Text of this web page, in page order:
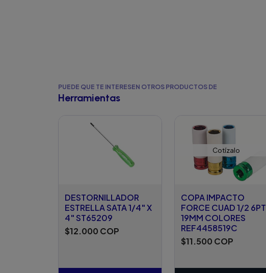
PUEDE QUE TE INTERESEN OTROS PRODUCTOS DE
Herramientas
DESTORNILLADOR
ESTRELLA SATA 1/4" X
4" ST65209
$12.000 COP
Cotízalo
COPA IMPACTO
FORCE CUAD 1/2 6PT
19MM COLORES
REF4458519C
$11.500 COP